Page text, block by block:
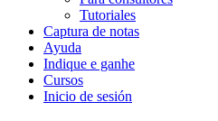
Tutoriales
Captura de notas
Ayuda
Indique e ganhe
Cursos
Inicio de sesión